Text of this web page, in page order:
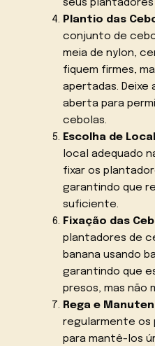
seus
Plantio das
conjunto de
meia de nylon,
fiquem firmes,
apertadas. Deixe
aberta para
cebolas.
Escolha de
local adequado
fixar os
garantindo que
suficiente.
Fixação das
plantadores de
banana usando
garantindo que
presos, mas não
Rega e
regularmente os
para mantê-los